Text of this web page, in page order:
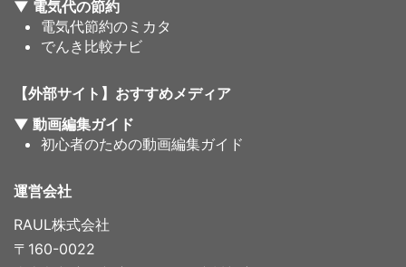
▼ 電気代の節約
電気代節約のミカタ
でんき比較ナビ
【外部サイト】おすすめメディア
▼ 動画編集ガイド
初心者のための動画編集ガイド
運営会社
RAUL株式会社
〒160-0022